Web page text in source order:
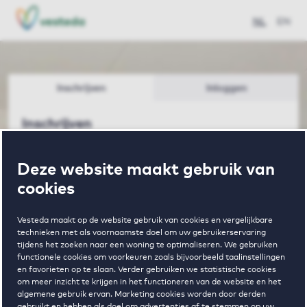
Deze website maakt gebruik van
cookies
Vesteda maakt op de website gebruik van cookies en vergelijkbare
technieken met als voornaamste doel om uw gebruikerservaring
tijdens het zoeken naar een woning te optimaliseren. We gebruiken
functionele cookies om voorkeuren zoals bijvoorbeeld taalinstellingen
en favorieten op te slaan. Verder gebruiken we statistische cookies
om meer inzicht te krijgen in het functioneren van de website en het
algemene gebruik ervan. Marketing cookies worden door derden
NL EN
Inschrijven Inloggen
Inschrijven
E-mailadres
Voornaam (roepnaam)